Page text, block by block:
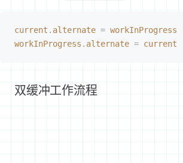
current . alternate = workInProgress
workInProgress . alternate = current
双缓冲工作流程